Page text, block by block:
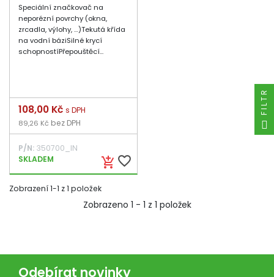
Speciální značkovač na
neporézní povrchy (okna,
zrcadla, výlohy, …)Tekutá křída
na vodní báziSilné krycí
schopnostíPřepouštěcí...
add_shopping_cart favorite_border
Cena
108,00 Kč s DPH
89,26 Kč bez DPH
P/N: 350700_IN
SKLADEM
Zobrazení 1-1 z 1 položek
Zobrazeno 1 - 1 z 1 položek
Odebírat novinky
FILTR